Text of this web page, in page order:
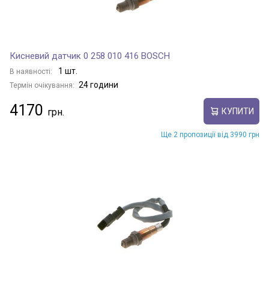
Кисневий датчик 0 258 010 416 BOSCH
В наявності: 1 шт.
Термін очікування: 24 години
4170 КУПИТИ
Ще 2 пропозиції від 3990 грн